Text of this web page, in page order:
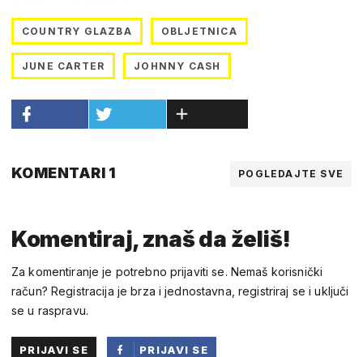
COUNTRY GLAZBA OBLJETNICA
JUNE CARTER JOHNNY CASH
KOMENTARI 1 POGLEDAJTE SVE
Komentiraj, znaš da želiš!
Za komentiranje je potrebno prijaviti se. Nemaš korisnički
račun? Registracija je brza i jednostavna, registriraj se i uključi
se u raspravu.
PRIJAVI SE
PRIJAVI SE